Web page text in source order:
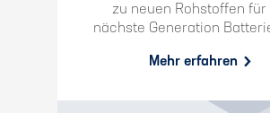
zu neuen Rohstoffen für
nächste Generation
Mehr erfahren